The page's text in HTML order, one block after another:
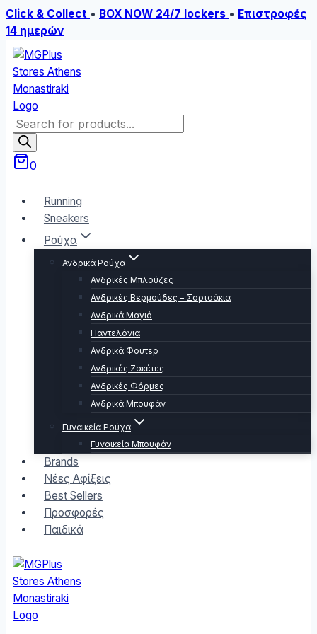
Click & Collect • BOX NOW 24/7 lockers • Επιστροφές
14 ημερών
Skip
to
content
Products
search
0
Running
Sneakers
Ρούχα
Ανδρικά Ρούχα
Ανδρικές Μπλούζες
Ανδρικές Βερμούδες – Σορτσάκια
Ανδρικά Μαγιό
Παντελόνια
Ανδρικά Φούτερ
Ανδρικές Ζακέτες
Ανδρικές Φόρμες
Ανδρικά Μπουφάν
Γυναικεία Ρούχα
Γυναικεία Μπουφάν
Brands
Νέες Αφίξεις
Best Sellers
Προσφορές
Παιδικά